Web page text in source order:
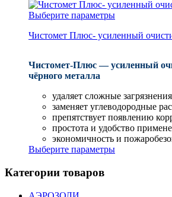
Выберите параметры
Чистомет Плюс- усиленный
Чистомет-Плюс — усиленный
чёрного металла
удаляет сложные загрязнения
заменяет углеводородные
препятствует появлению
простота и удобство
экономичность и
Выберите параметры
Категории товаров